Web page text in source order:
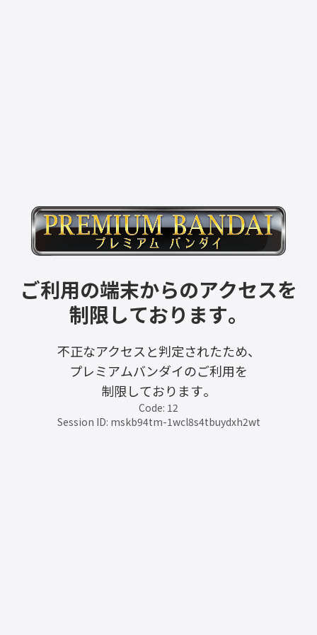
ご利用の端末からのアクセスを
制限しております。
不正なアクセスと判定されたため、
プレミアムバンダイのご利用を
制限しております。
Code: 12
Session ID: mskb94tm-1wcl8s4tbuydxh2wt